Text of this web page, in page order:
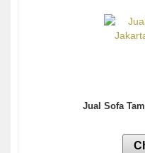
Jual Sofa